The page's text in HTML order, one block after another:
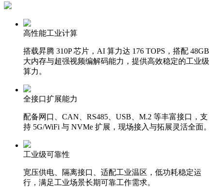
高性能工业计算‌
搭载昇腾 310P 芯片，AI 算力达 176 TOPS，搭配 48GB
大内存与超强视频编解码能力，提供高效稳定的工业级
算力。
全接口扩展能力‌
配备网口、CAN、RS485、USB、M.2 等丰富接口，支
持 5G/WiFi 与 NVMe 扩展，现场接入与拓展灵活全面。
工业级可靠性‌
宽压供电、隔离接口、适配工业温区，低功耗稳定运
行，满足工业场景长期可靠工作需求。